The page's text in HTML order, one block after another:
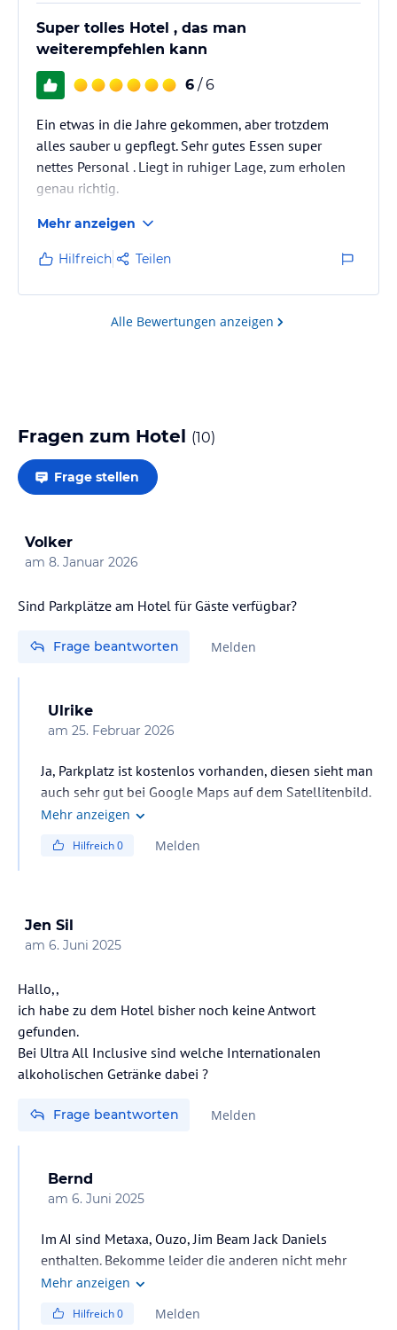
Super tolles Hotel , das man
weiterempfehlen kann
6 / 6
Ein etwas in die Jahre gekommen, aber trotzdem
alles sauber u gepflegt. Sehr gutes Essen super
nettes Personal . Liegt in ruhiger Lage, zum erholen
genau richtig.
Mehr anzeigen
Hilfreich Teilen
Alle Bewertungen anzeigen
Fragen zum Hotel (10)
Frage stellen
Volker
am 8. Januar 2026
Sind Parkplätze am Hotel für Gäste verfügbar?
Frage beantworten Melden
Ulrike
am 25. Februar 2026
Ja, Parkplatz ist kostenlos vorhanden, diesen sieht man
auch sehr gut bei Google Maps auf dem Satellitenbild.
Mehr anzeigen
Hilfreich0 Melden
Jen Sil
am 6. Juni 2025
Hallo,,
ich habe zu dem Hotel bisher noch keine Antwort
gefunden.
Bei Ultra All Inclusive sind welche Internationalen
Frage beantworten Melden
Bernd
am 6. Juni 2025
Im AI sind Metaxa, Ouzo, Jim Beam Jack Daniels
enthalten. Bekomme leider die anderen nicht mehr
zusammen.
Mehr anzeigen
Hilfreich0 Melden